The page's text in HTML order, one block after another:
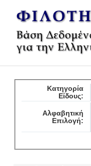
Κατηγορία
Είδους:
Αλφαβητική
Επιλογή: